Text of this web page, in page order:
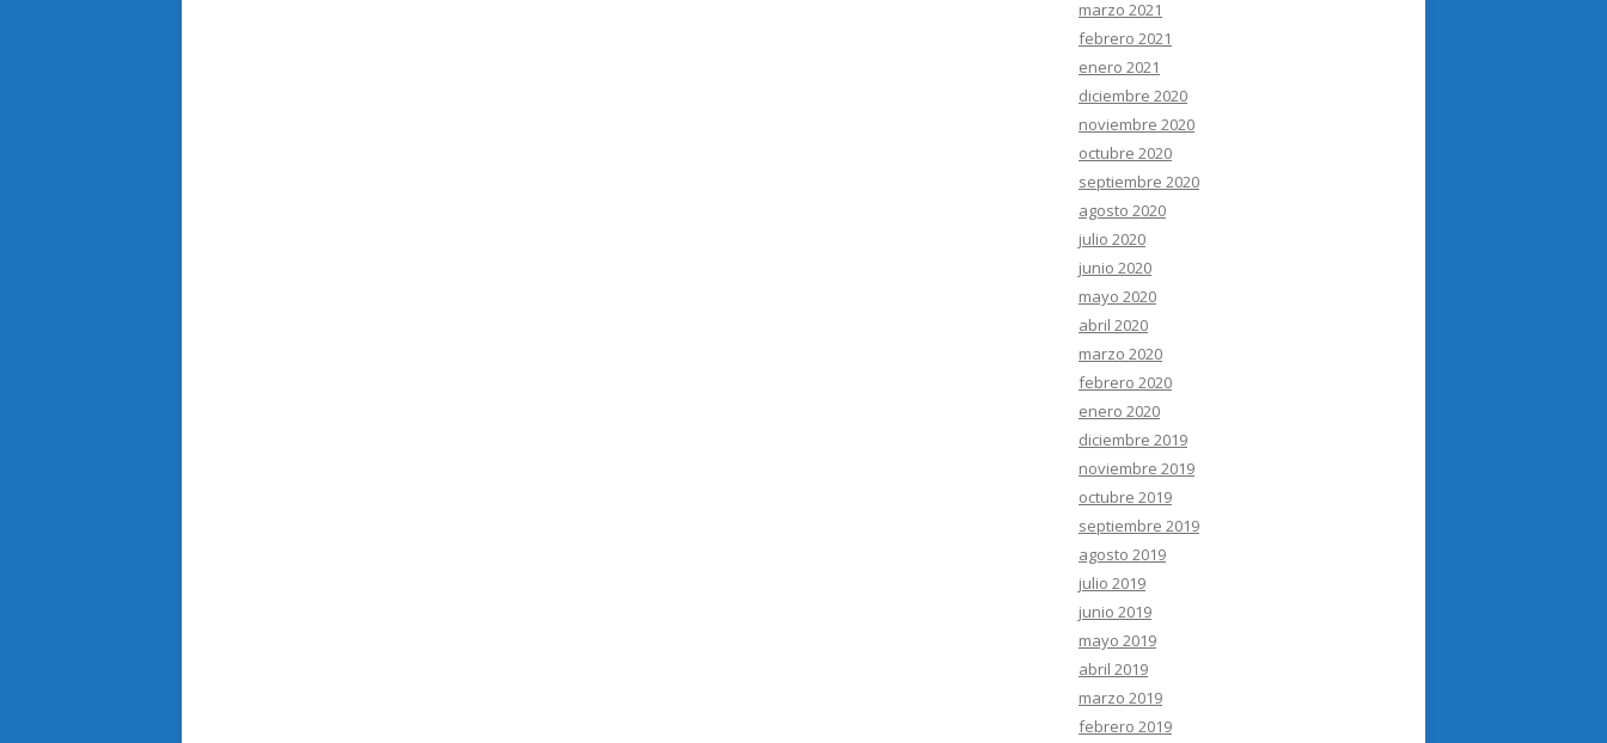
marzo 2021
febrero 2021
enero 2021
diciembre 2020
noviembre 2020
octubre 2020
septiembre 2020
agosto 2020
julio 2020
junio 2020
mayo 2020
abril 2020
marzo 2020
febrero 2020
enero 2020
diciembre 2019
noviembre 2019
octubre 2019
septiembre 2019
agosto 2019
julio 2019
junio 2019
mayo 2019
abril 2019
marzo 2019
febrero 2019